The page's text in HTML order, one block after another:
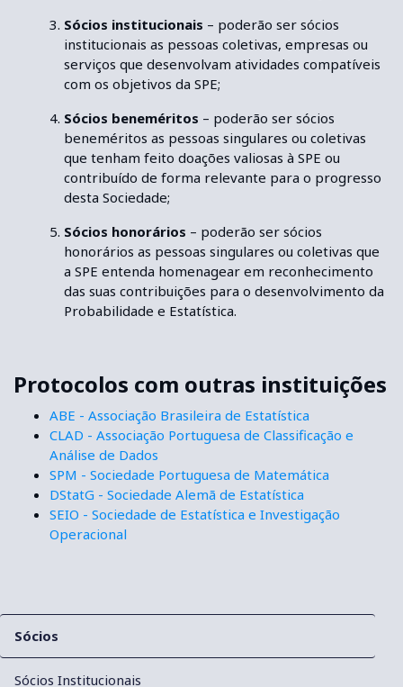
Sócios
Sócios Institucionais
Sócios institucionais – poderão ser sócios
institucionais as pessoas coletivas, empresas ou
serviços que desenvolvam atividades compatíveis
com os objetivos da SPE;
Sócios beneméritos – poderão ser sócios
beneméritos as pessoas singulares ou coletivas
que tenham feito doações valiosas à SPE ou
contribuído de forma relevante para o progresso
desta Sociedade;
Sócios honorários – poderão ser sócios
honorários as pessoas singulares ou coletivas que
a SPE entenda homenagear em reconhecimento
das suas contribuições para o desenvolvimento da
Probabilidade e Estatística.
Protocolos com outras instituições
ABE - Associação Brasileira de Estatística
CLAD - Associação Portuguesa de Classificação e
Análise de Dados
SPM - Sociedade Portuguesa de Matemática
DStatG - Sociedade Alemã de Estatística
SEIO - Sociedade de Estatística e Investigação
Operacional